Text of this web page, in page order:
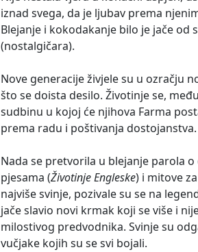
iznad svega, da je ljubav prema
Blejanje i kokodakanje bilo je jače od
(nostalgičara).
Nove generacije živjele su u ozračju
što se doista desilo. Životinje se,
sudbinu u kojoj će njihova Farma
prema radu i poštivanja dostojanstva.
Nada se pretvorila u blejanje parola
pjesama (Životinje Engleske) i mitove
najviše svinje, pozivale su se na
jače slavio novi krmak koji se više i
milostivog predvodnika. Svinje su
vučjake kojih su se svi bojali.